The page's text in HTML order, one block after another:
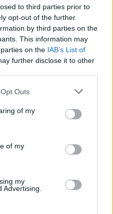
to third parties prior to
opt-out of the further
by third parties on the
This information may
on the IAB’s List of
further disclose it to other
Outs
of my
of my
my
Advertising.
Cloud è nato grazie a
di Milano hanno fatto il giro
nuovi record".